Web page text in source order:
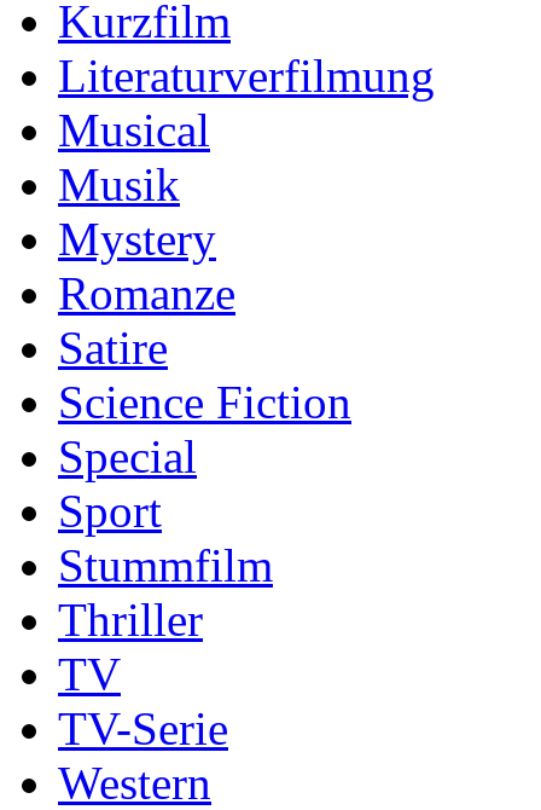
Kurzfilm
Literaturverfilmung
Musical
Musik
Mystery
Romanze
Satire
Science Fiction
Special
Sport
Stummfilm
Thriller
TV
TV-Serie
Western